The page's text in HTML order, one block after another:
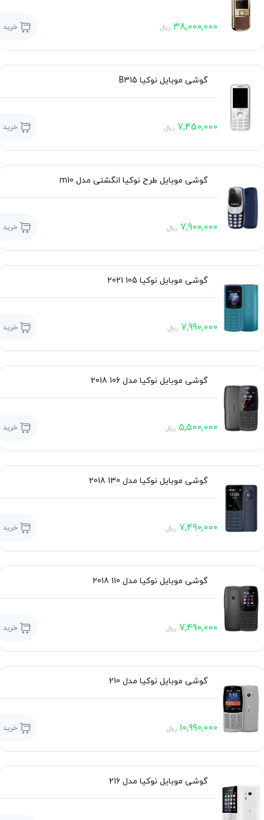
38,000,000 ریال خرید
گوشی موبایل نوکیا B315
7,450,000 ریال خرید
گوشی موبایل طرح نوکیا انگشتی مدل m10
7,900,000 ریال خرید
گوشی موبایل نوکیا 105 2021
7,990,000 ریال خرید
گوشی موبایل نوکیا مدل 106 2018
5,500,000 ریال خرید
گوشی موبایل نوکیا مدل 130 2018
7,490,000 ریال خرید
گوشی موبایل نوکیا مدل 110 2018
7,490,000 ریال خرید
گوشی موبایل نوکیا مدل 210
10,990,000 ریال خرید
گوشی موبایل نوکیا مدل 216